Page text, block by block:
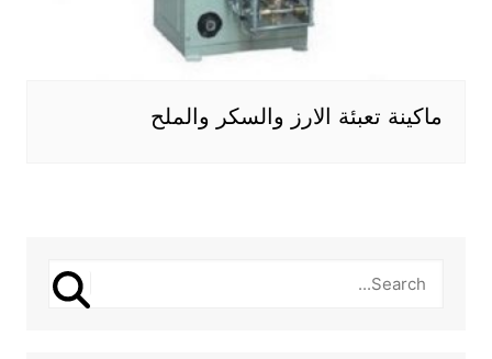
ماكينة تعبئة الارز والسكر والملح